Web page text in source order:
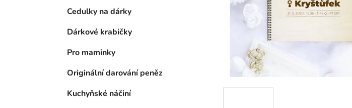
Cedulky na dárky
Dárkové krabičky
Pro maminky
Originální darování peněz
Kuchyňské náčiní